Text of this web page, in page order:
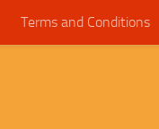
Terms and Conditions